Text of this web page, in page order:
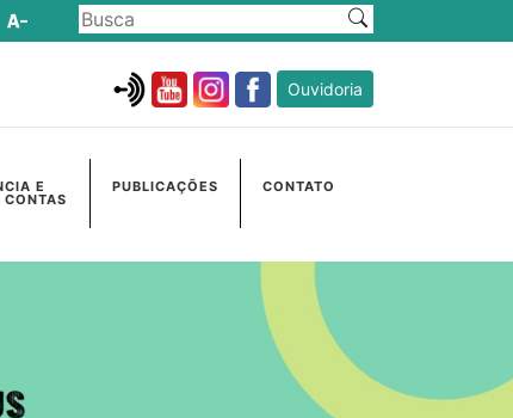
Ouvidoria
E
CONTAS
PUBLICAÇÕES CONTATO